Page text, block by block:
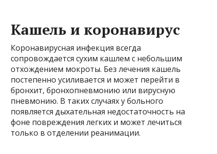
Кашель и коронавирус
Коронавирусная инфекция всегда
сопровождается сухим кашлем с небольшим
отхождением мокроты. Без лечения кашель
постепенно усиливается и может перейти в
бронхит, бронхопневмонию или вирусную
пневмонию. В таких случаях у больного
появляется дыхательная недостаточность на
фоне повреждения легких и может лечиться
только в отделении реанимации.